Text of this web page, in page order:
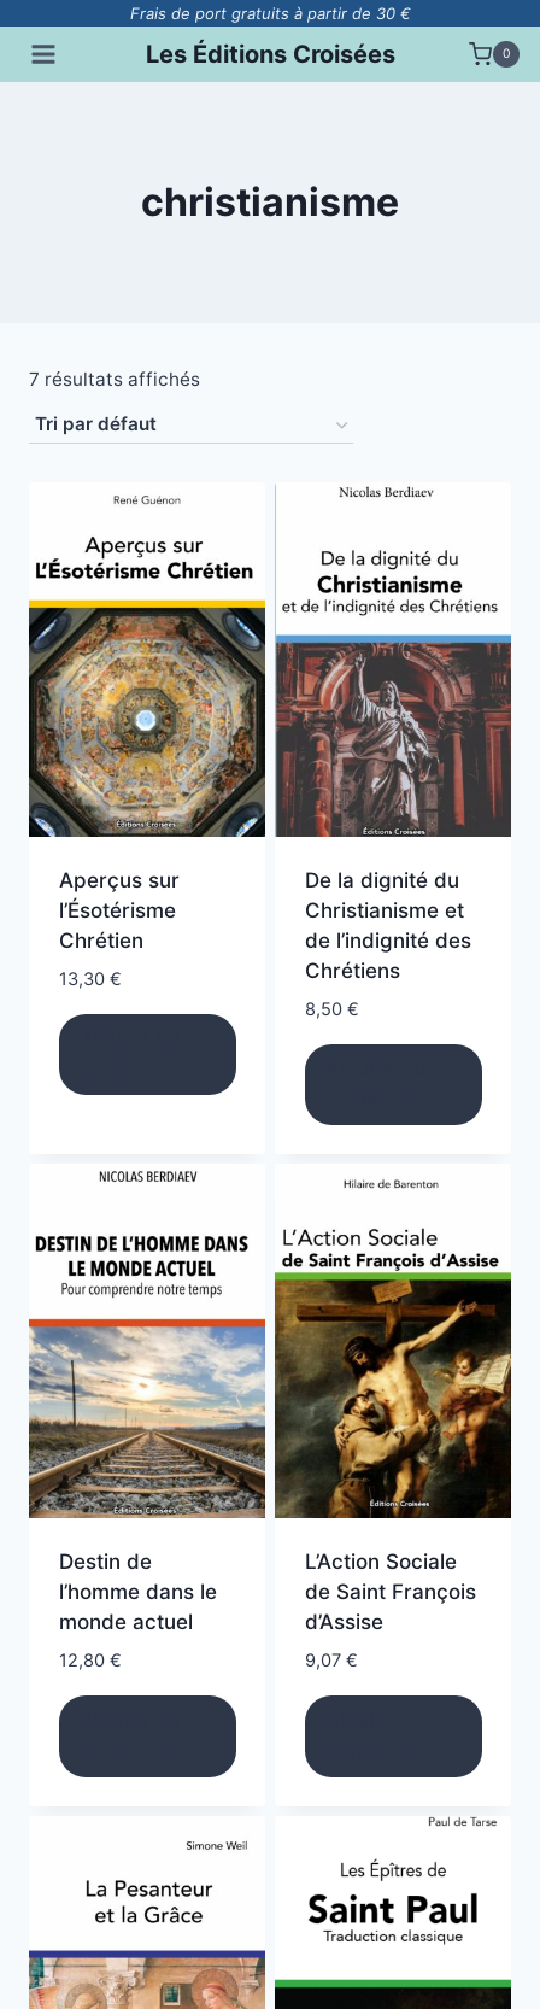
contenu
Frais de port gratuits à partir de 30 €
Les Éditions Croisées 0
christianisme
7 résultats affichés
Aperçus sur
l’Ésotérisme
Chrétien
13,30 €
De la dignité du
Christianisme et
de l’indignité des
Chrétiens
8,50 €
Destin de
l’homme dans le
monde actuel
12,80 €
L’Action Sociale
de Saint François
d’Assise
9,07 €